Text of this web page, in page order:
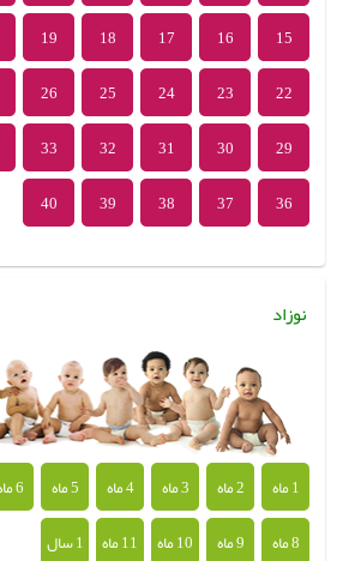
15
16
17
18
19
22
23
24
25
26
29
30
31
32
33
36
37
38
39
40
نوزاد
1 ماه 2 ماه 3 ماه 4 ماه 5 ماه 6 ماه
8 ماه
9 ماه 10 ماه 11 ماه 1 سال